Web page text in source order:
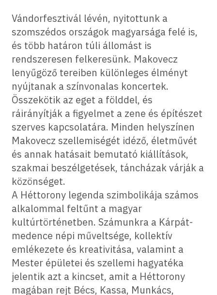
Vándorfesztivál lévén, nyitottunk a
szomszédos országok magyarsága felé is,
és több határon túli állomást is
rendszeresen felkeresünk. Makovecz
lenyűgöző tereiben különleges élményt
nyújtanak a színvonalas koncertek.
Összekötik az eget a földdel, és
ráirányítják a figyelmet a zene és építészet
szerves kapcsolatára. Minden helyszínen
Makovecz szellemiségét idéző, életművét
és annak hatásait bemutató kiállítások,
szakmai beszélgetések, táncházak várják a
közönséget.
A Héttorony legenda szimbolikája számos
alkalommal feltűnt a magyar
kultúrtörténetben. Számunkra a Kárpát-
medence népi műveltsége, kollektív
emlékezete és kreativitása, valamint a
Mester épületei és szellemi hagyatéka
jelentik azt a kincset, amit a Héttorony
magában rejt Bécs, Kassa, Munkács,